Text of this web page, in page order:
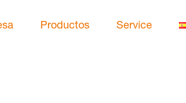
Productos Service